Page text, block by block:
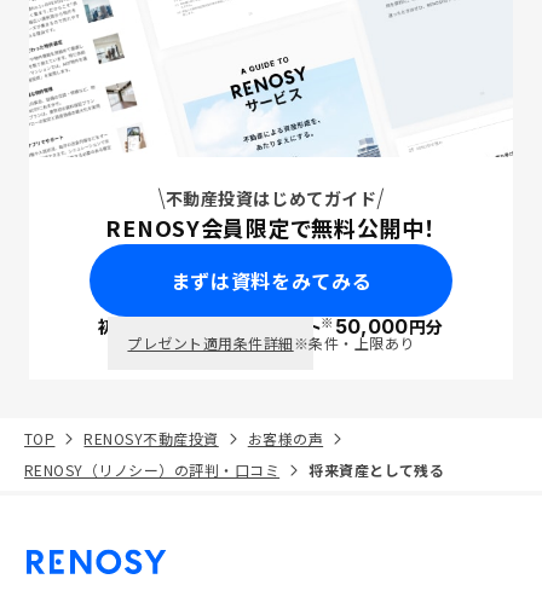
不動産投資はじめてガイド
RENOSY会員限定で無料公開中！
まずは資料をみてみる
初回面談で ポイント※50,000円分
プレゼント適用条件詳細※条件・上限あり
TOP RENOSY不動産投資
お客様の声
RENOSY（リノシー）の評判・口コミ
将来資産として残る